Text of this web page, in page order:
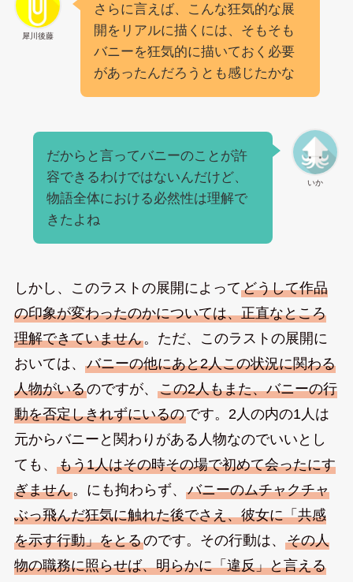
犀川後藤
さらに言えば、こんな狂気的な展
開をリアルに描くには、そもそも
バニーを狂気的に描いておく必要
があったんだろうとも感じたかな
いか
だからと言ってバニーのことが許
容できるわけではないんだけど、
物語全体における必然性は理解で
きたよね
しかし、このラストの展開によってどうして作品
の印象が変わったのかについては、正直なところ
理解できていません。ただ、このラストの展開に
おいては、 バニーの他にあと2人この状況に関わる
人物がいるのですが、 この2人もまた、バニーの行
動を否定しきれずにいるのです。2人の内の1人は
元からバニーと関わりがある人物なのでいいとし
ても、 もう1人はその時その場で初めて会ったにす
ぎません。にも拘わらず、 バニーのムチャクチャ
ぶっ飛んだ狂気に触れた後でさえ、彼女に「共感
を示す行動」をとるのです。その行動は、 その人
物の職務に照らせば、明らかに「違反」と言える